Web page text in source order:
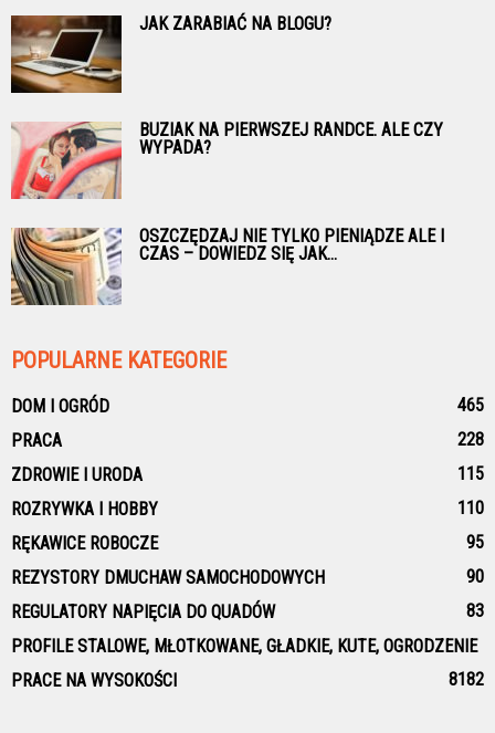
JAK ZARABIAĆ NA BLOGU?
BUZIAK NA PIERWSZEJ RANDCE. ALE CZY
WYPADA?
OSZCZĘDZAJ NIE TYLKO PIENIĄDZE ALE I
CZAS – DOWIEDZ SIĘ JAK...
POPULARNE KATEGORIE
DOM I OGRÓD
465
PRACA
228
ZDROWIE I URODA
115
ROZRYWKA I HOBBY
110
RĘKAWICE ROBOCZE
95
REZYSTORY DMUCHAW SAMOCHODOWYCH
90
REGULATORY NAPIĘCIA DO QUADÓW
83
PROFILE STALOWE, MŁOTKOWANE, GŁADKIE, KUTE, OGRODZENIE
82
PRACE NA WYSOKOŚCI 81